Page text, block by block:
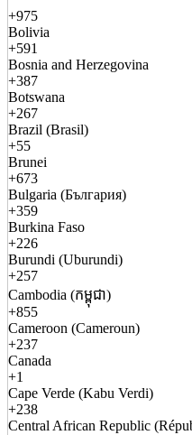
+975
Bolivia
+591
Bosnia and Herzegovina
+387
Botswana
+267
Brazil (Brasil)
+55
Brunei
+673
Bulgaria (България)
+359
Burkina Faso
+226
Burundi (Uburundi)
+257
Cambodia (កម្ពុជា)
+855
Cameroon (Cameroun)
+237
Canada
+1
Cape Verde (Kabu Verdi)
+238
Central African Republic